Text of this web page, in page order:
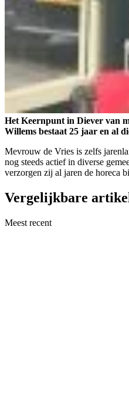
Het Keernpunt in Diever van
Willems bestaat 25 jaar en al
Mevrouw de Vries is zelfs
nog steeds actief in diverse
verzorgen zij al jaren de horeca
Vergelijkbare
Meest recent